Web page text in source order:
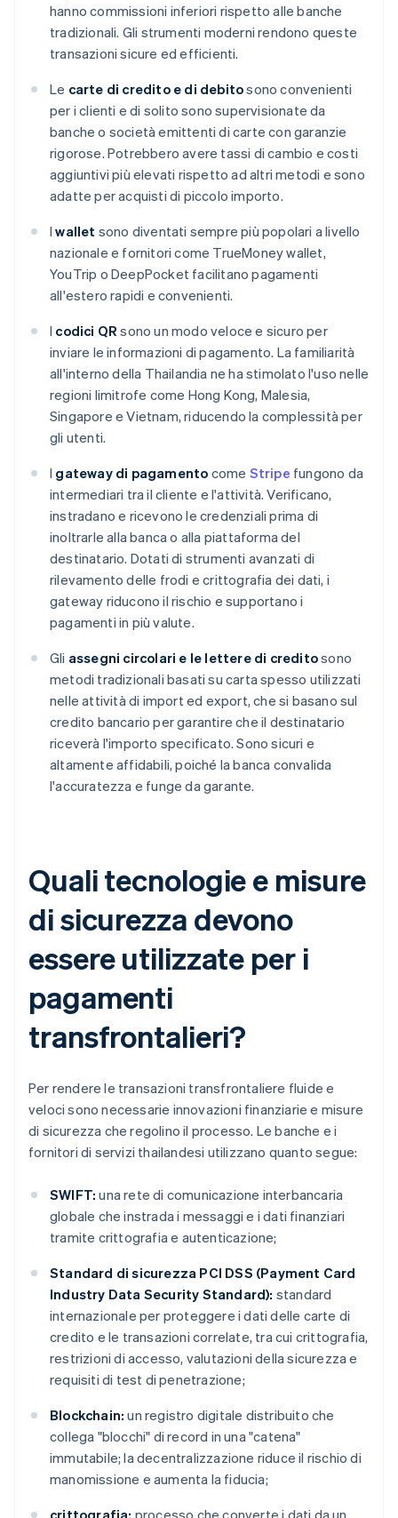
hanno commissioni inferiori rispetto alle banche
tradizionali. Gli strumenti moderni rendono queste
transazioni sicure ed efficienti.
Le carte di credito e di debitosono convenienti
per i clienti e di solito sono supervisionate da
banche o società emittenti di carte con garanzie
rigorose. Potrebbero avere tassi di cambio e costi
aggiuntivi più elevati rispetto ad altri metodi e sono
adatte per acquisti di piccolo importo.
Iwallet sono diventati sempre più popolari a livello
nazionale e fornitori come TrueMoney wallet,
YouTrip o DeepPocket facilitano pagamenti
all'estero rapidi e convenienti.
I codici QR sono un modo veloce e sicuro per
inviare le informazioni di pagamento. La familiarità
all'interno della Thailandia ne ha stimolato l'uso nelle
regioni limitrofe come Hong Kong, Malesia,
Singapore e Vietnam, riducendo la complessità per
gli utenti.
I gateway di pagamento come Stripe fungono da
intermediari tra il cliente e l'attività. Verificano,
instradano e ricevono le credenziali prima di
inoltrarle alla banca o alla piattaforma del
destinatario. Dotati di strumenti avanzati di
rilevamento delle frodi e crittografia dei dati, i
gateway riducono il rischio e supportano i
pagamenti in più valute.
Gli assegni circolari e le lettere di creditosono
metodi tradizionali basati su carta spesso utilizzati
nelle attività di import ed export, che si basano sul
credito bancario per garantire che il destinatario
riceverà l'importo specificato. Sono sicuri e
altamente affidabili, poiché la banca convalida
l'accuratezza e funge da garante.
Quali tecnologie e misure
di sicurezza devono
essere utilizzate per i
pagamenti
transfrontalieri?
Per rendere le transazioni transfrontaliere fluide e
veloci sono necessarie innovazioni finanziarie e misure
di sicurezza che regolino il processo. Le banche e i
fornitori di servizi thailandesi utilizzano quanto segue:
SWIFT: una rete di comunicazione interbancaria
globale che instrada i messaggi e i dati finanziari
tramite crittografia e autenticazione;
Standard di sicurezza PCI DSS (Payment Card
Industry Data Security Standard): standard
internazionale per proteggere i dati delle carte di
credito e le transazioni correlate, tra cui crittografia,
restrizioni di accesso, valutazioni della sicurezza e
requisiti di test di penetrazione;
Blockchain: un registro digitale distribuito che
collega "blocchi" di record in una "catena"
immutabile; la decentralizzazione riduce il rischio di
manomissione e aumenta la fiducia;